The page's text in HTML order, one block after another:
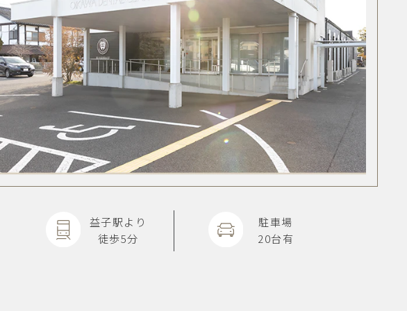
益子駅より
徒歩5分
駐車場
20台有